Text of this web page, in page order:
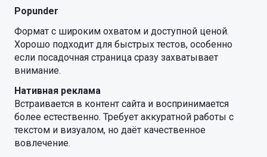
Popunder
Формат с широким охватом и доступной ценой.
Хорошо подходит для быстрых тестов, особенно
если посадочная страница сразу захватывает
внимание.
Нативная реклама
Встраивается в контент сайта и воспринимается
более естественно. Требует аккуратной работы с
текстом и визуалом, но даёт качественное
вовлечение.